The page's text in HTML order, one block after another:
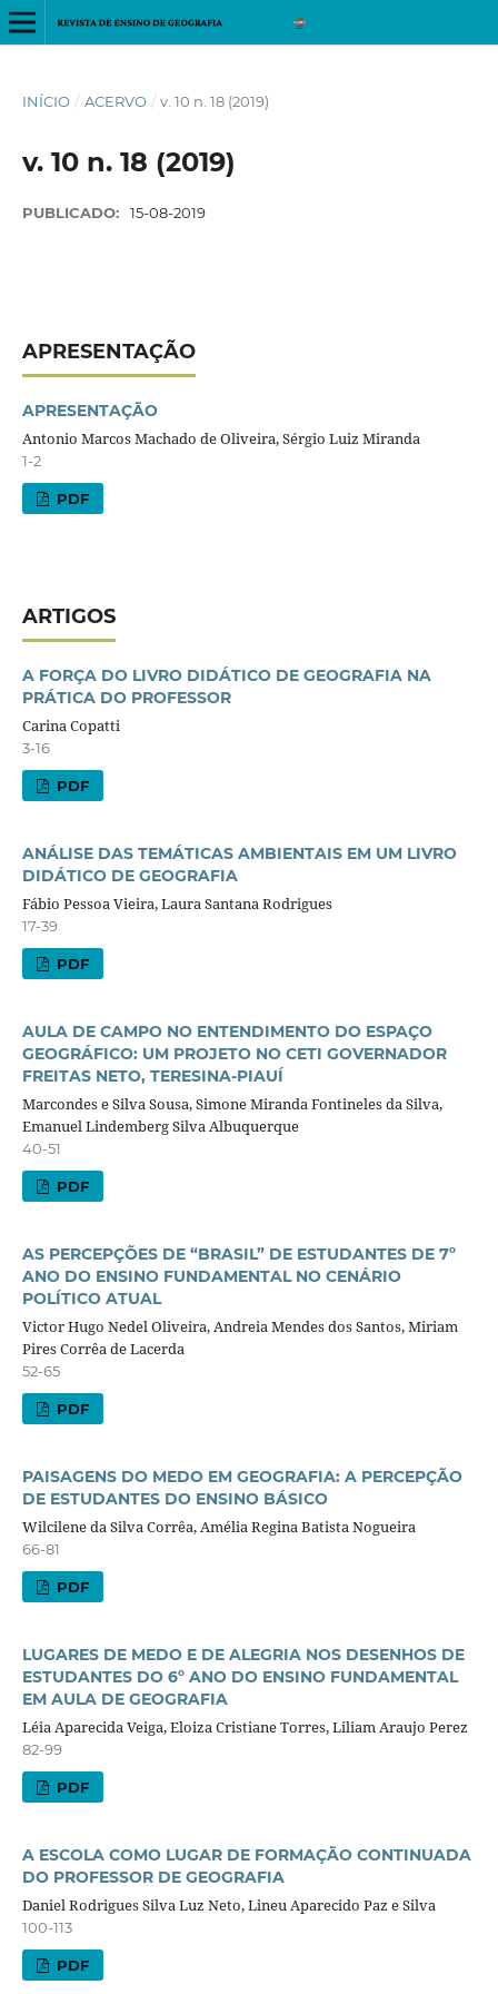
INÍCIO / ACERVO / v. 10 n. 18 (2019)
v. 10 n. 18 (2019)
PUBLICADO: 15-08-2019
APRESENTAÇÃO
APRESENTAÇÃO
Antonio Marcos Machado de Oliveira, Sérgio Luiz Miranda
1-2
PDF
ARTIGOS
A FORÇA DO LIVRO DIDÁTICO DE GEOGRAFIA NA
PRÁTICA DO PROFESSOR
Carina Copatti
3-16
PDF
ANÁLISE DAS TEMÁTICAS AMBIENTAIS EM UM LIVRO
DIDÁTICO DE GEOGRAFIA
Fábio Pessoa Vieira, Laura Santana Rodrigues
17-39
PDF
AULA DE CAMPO NO ENTENDIMENTO DO ESPAÇO
GEOGRÁFICO: UM PROJETO NO CETI GOVERNADOR
FREITAS NETO, TERESINA-PIAUÍ
Marcondes e Silva Sousa, Simone Miranda Fontineles da Silva,
Emanuel Lindemberg Silva Albuquerque
40-51
PDF
AS PERCEPÇÕES DE “BRASIL” DE ESTUDANTES DE 7º
ANO DO ENSINO FUNDAMENTAL NO CENÁRIO
POLÍTICO ATUAL
Victor Hugo Nedel Oliveira, Andreia Mendes dos Santos, Miriam
Pires Corrêa de Lacerda
52-65
PDF
PAISAGENS DO MEDO EM GEOGRAFIA: A PERCEPÇÃO
DE ESTUDANTES DO ENSINO BÁSICO
Wilcilene da Silva Corrêa, Amélia Regina Batista Nogueira
66-81
PDF
LUGARES DE MEDO E DE ALEGRIA NOS DESENHOS DE
ESTUDANTES DO 6º ANO DO ENSINO FUNDAMENTAL
EM AULA DE GEOGRAFIA
Léia Aparecida Veiga, Eloiza Cristiane Torres, Liliam Araujo Perez
82-99
PDF
A ESCOLA COMO LUGAR DE FORMAÇÃO CONTINUADA
DO PROFESSOR DE GEOGRAFIA
Daniel Rodrigues Silva Luz Neto, Lineu Aparecido Paz e Silva
100-113
PDF